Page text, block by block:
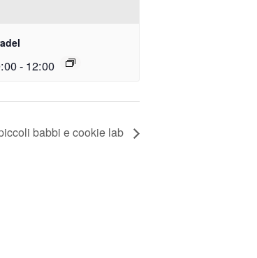
- 12:00
babbi e cookie lab